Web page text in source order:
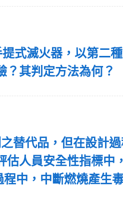
式滅火器，以第二
？其判定方法為何？
替代品，但在設計
人員安全性指標中
中，中斷燃燒產生